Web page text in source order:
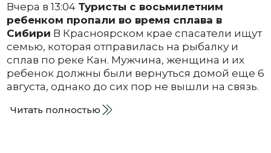
Вчера в 13:04 Туристы с восьмилетним
ребенком пропали во время сплава в
Сибири В Красноярском крае спасатели ищут
семью, которая отправилась на рыбалку и
сплав по реке Кан. Мужчина, женщина и их
ребенок должны были вернуться домой еще 6
августа, однако до сих пор не вышли на связь.
Читать полностью